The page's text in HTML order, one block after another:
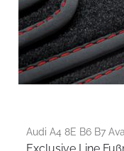
Audi A4 8E B6 B7